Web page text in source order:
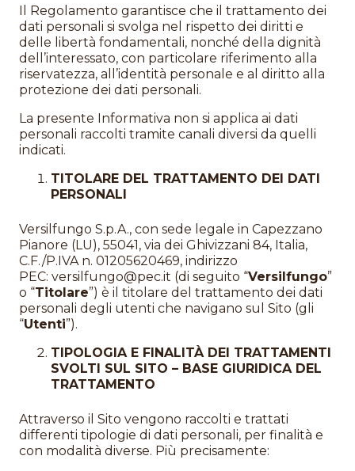
Il Regolamento garantisce che il trattamento dei
dati personali si svolga nel rispetto dei diritti e
delle libertà fondamentali, nonché della dignità
dell’interessato, con particolare riferimento alla
riservatezza, all’identità personale e al diritto alla
protezione dei dati personali.
La presente Informativa non si applica ai dati
personali raccolti tramite canali diversi da quelli
indicati.
TITOLARE DEL TRATTAMENTO DEI DATI
PERSONALI
Versilfungo S.p.A., con sede legale in Capezzano
Pianore (LU), 55041, via dei Ghivizzani 84, Italia,
C.F./P.IVA n. 01205620469, indirizzo
PEC: versilfungo@pec.it (di seguito “Versilfungo”
o “Titolare”) è il titolare del trattamento dei dati
personali degli utenti che navigano sul Sito (gli
“Utenti”).
TIPOLOGIA E FINALITÀ DEI TRATTAMENTI
SVOLTI SUL SITO – BASE GIURIDICA DEL
TRATTAMENTO
Attraverso il Sito vengono raccolti e trattati
differenti tipologie di dati personali, per finalità e
con modalità diverse. Più precisamente: